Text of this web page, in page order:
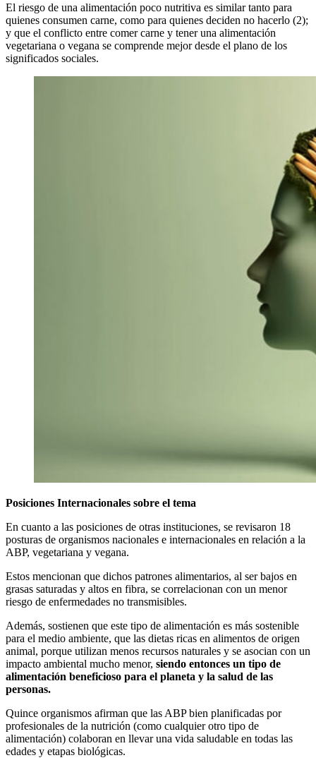
El riesgo de una alimentación poco nutritiva es similar tanto para
quienes consumen carne, como para quienes deciden no hacerlo (2);
y que el conflicto entre comer carne y tener una alimentación
vegetariana o vegana se comprende mejor desde el plano de los
significados sociales.
Posiciones Internacionales sobre el tema
En cuanto a las posiciones de otras instituciones, se revisaron 18
posturas de organismos nacionales e internacionales en relación a la
ABP, vegetariana y vegana.
Estos mencionan que dichos patrones alimentarios, al ser bajos en
grasas saturadas y altos en fibra, se correlacionan con un menor
riesgo de enfermedades no transmisibles.
Además, sostienen que este tipo de alimentación es más sostenible
para el medio ambiente, que las dietas ricas en alimentos de origen
animal, porque utilizan menos recursos naturales y se asocian con un
impacto ambiental mucho menor, siendo entonces un tipo de
alimentación beneficioso para el planeta y la salud de las
personas.
Quince organismos afirman que las ABP bien planificadas por
profesionales de la nutrición (como cualquier otro tipo de
alimentación) colaboran en llevar una vida saludable en todas las
edades y etapas biológicas.